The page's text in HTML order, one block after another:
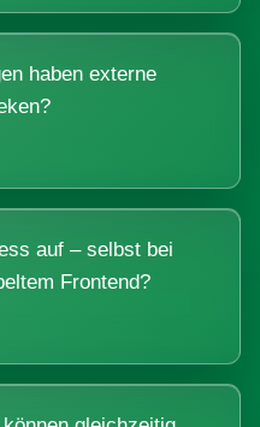
haben externe
auf – selbst bei
Frontend?